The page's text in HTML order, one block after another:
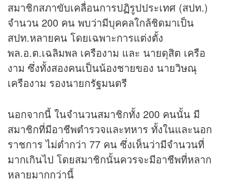
สมาชิกสภาขับเคลื่อนการปฏิรูปประเทศ (สปท.)
จำนวน 200 คน พบว่ามีบุคคลใกล้ชิดมาเป็น
สปท.หลายคน โดยเฉพาะการแต่งตั้ง
พล.อ.ต.เฉลิมพล เครืองาม และ นายดุสิต เครือ
งาม ซึ่งทั้งสองคนเป็นน้องชายของ นายวิษณุ
เครืองาม รองนายกรัฐมนตรี
นอกจากนี้ ในจำนวนสมาชิกทั้ง 200 คนนั้น มี
สมาชิกที่มีอาชีพตำรวจและทหาร ทั้งในและนอก
ราชการ ไม่ต่ำกว่า 77 คน ซึ่งเห็นว่ามีจำนวนที่
มากเกินไป โดยสมาชิกนั้นควรจะมีอาชีพที่หลาก
หลายมากกว่านี้